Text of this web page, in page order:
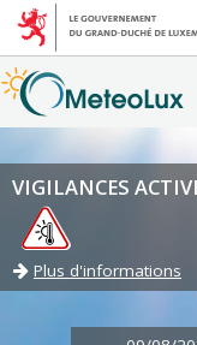
VIGILANCES
Plus d'informations